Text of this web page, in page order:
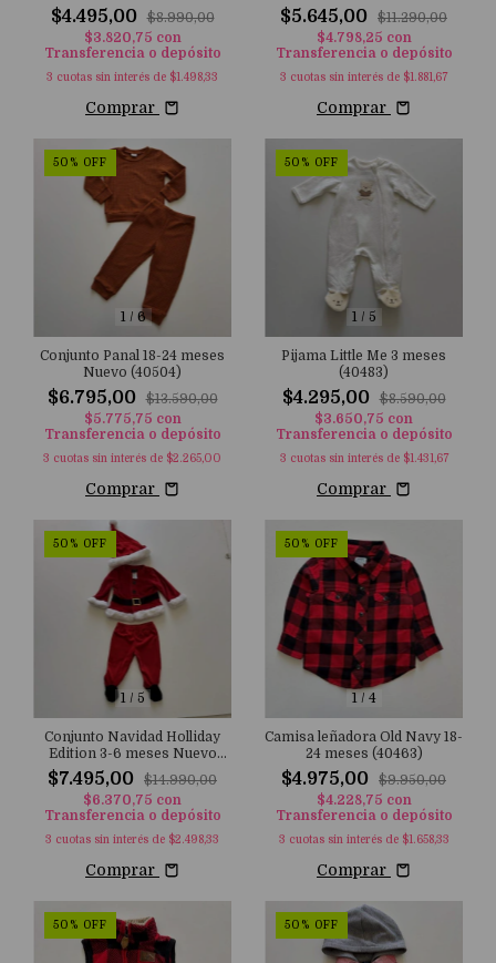
$4.495,00
$8.990,00
$3.820,75 con
Transferencia o depósito
3 cuotas sin interés de $1.498,33
Comprar
$5.645,00
$11.290,00
$4.798,25 con
Transferencia o depósito
3 cuotas sin interés de $1.881,67
Comprar
1/ 6
50 % OFF
Conjunto Panal 18-24 meses
Nuevo (40504)
$6.795,00
$13.590,00
$5.775,75 con
Transferencia o depósito
3 cuotas sin interés de $2.265,00
Comprar
1 / 5
50 % OFF
Pijama Little Me 3 meses
(40483)
$4.295,00
$8.590,00
$3.650,75 con
Transferencia o depósito
3 cuotas sin interés de $1.431,67
Comprar
1/ 5
50 % OFF
Conjunto Navidad Holliday
Edition 3-6 meses Nuevo
(40478)
$7.495,00
$14.990,00
$6.370,75 con
Transferencia o depósito
3 cuotas sin interés de $2.498,33
Comprar
1/ 4
50 % OFF
Camisa leñadora Old Navy 18-
24 meses (40463)
$4.975,00
$9.950,00
$4.228,75 con
Transferencia o depósito
3 cuotas sin interés de $1.658,33
Comprar
50 % OFF 50 % OFF